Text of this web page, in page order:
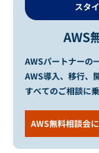
スタ
AWS
AWSパートナーの
AWS導入、移行、
すべてのご相談に
AWS無料相談会